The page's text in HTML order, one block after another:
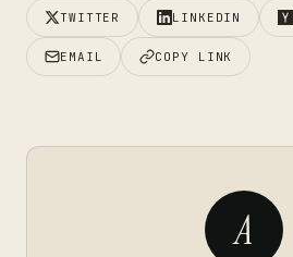
TWITTER LINKEDIN
EMAIL COPY LINK
A